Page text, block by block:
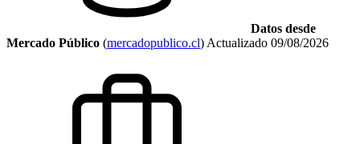
Datos desde
Mercado Público (mercadopublico.cl) Actualizado 09/08/2026